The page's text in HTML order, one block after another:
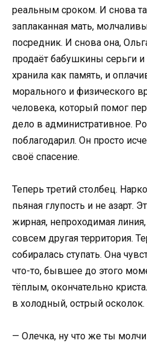
реальным сроком. И снова
заплаканная мать,
посредник. И снова она,
продаёт бабушкины серьги
хранила как память, и
морального и физического
человека, который помог
дело в административное.
поблагодарил. Он просто
своё спасение.
Теперь третий столбец.
пьяная глупость и не азарт.
жирная, непроходимая
совсем другая территория.
собиралась ступать. Она
что-то, бывшее до этого
тёплым, окончательно
в холодный, острый осколок.
— Олечка, ну что же ты